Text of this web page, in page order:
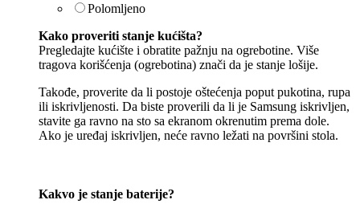
Polomljeno
Kako proveriti stanje kućišta?
Pregledajte kućište i obratite pažnju na ogrebotine. Više
tragova korišćenja (ogrebotina) znači da je stanje lošije.
Takođe, proverite da li postoje oštećenja poput pukotina, rupa
ili iskrivljenosti. Da biste proverili da li je Samsung iskrivljen,
stavite ga ravno na sto sa ekranom okrenutim prema dole.
Ako je uređaj iskrivljen, neće ravno ležati na površini stola.
Kakvo je stanje baterije?